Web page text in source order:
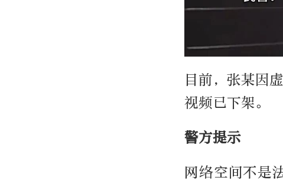
目前，张某因
视频已下架。
警方提示
网络空间不是